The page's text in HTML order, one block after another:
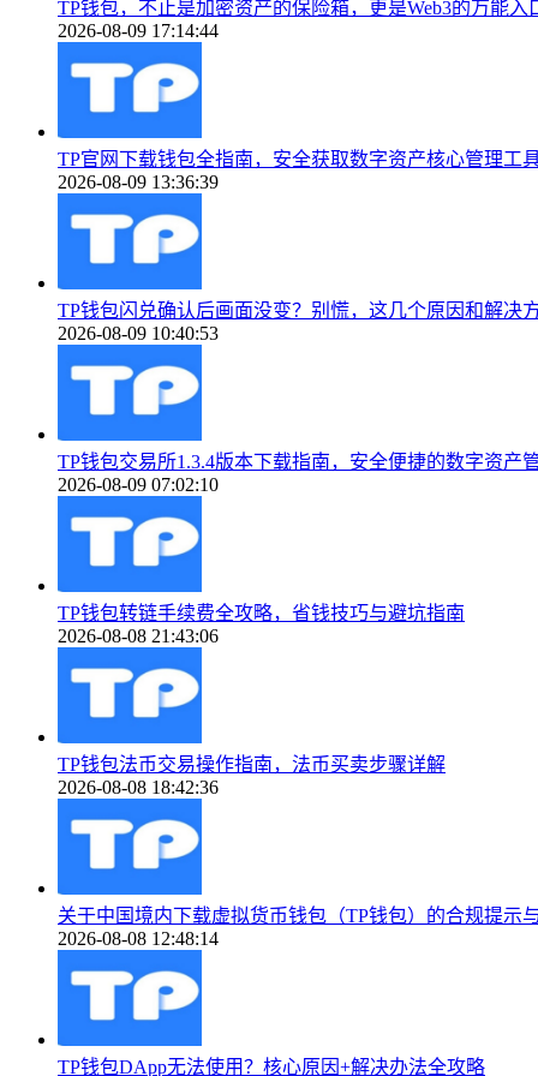
TP钱包，不止是加密资产的保险箱，更是Web3的万能入
2026-08-09 17:14:44
TP官网下载钱包全指南，安全获取数字资产核心管理工
2026-08-09 13:36:39
TP钱包闪兑确认后画面没变？别慌，这几个原因和解决
2026-08-09 10:40:53
TP钱包交易所1.3.4版本下载指南，安全便捷的数字资产
2026-08-09 07:02:10
TP钱包转链手续费全攻略，省钱技巧与避坑指南
2026-08-08 21:43:06
TP钱包法币交易操作指南，法币买卖步骤详解
2026-08-08 18:42:36
关于中国境内下载虚拟货币钱包（TP钱包）的合规提示
2026-08-08 12:48:14
TP钱包DApp无法使用？核心原因+解决办法全攻略